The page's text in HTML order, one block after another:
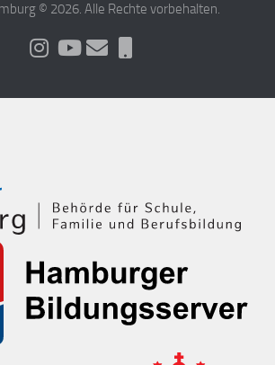
© 2026. Alle Rechte vorbehalten.